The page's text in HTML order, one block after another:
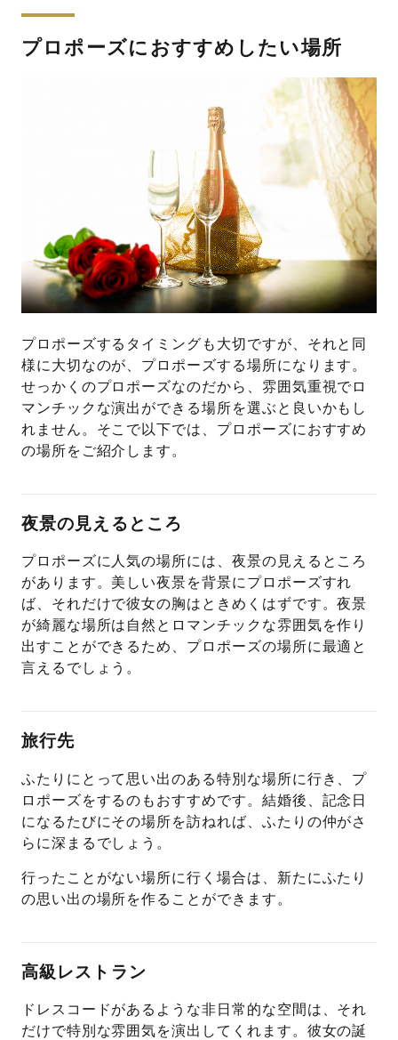
プロポーズにおすすめしたい場所
プロポーズするタイミングも大切ですが、それと同
様に大切なのが、プロポーズする場所になります。
せっかくのプロポーズなのだから、雰囲気重視でロ
マンチックな演出ができる場所を選ぶと良いかもし
れません。そこで以下では、プロポーズにおすすめ
の場所をご紹介します。
夜景の見えるところ
プロポーズに人気の場所には、夜景の見えるところ
があります。美しい夜景を背景にプロポーズすれ
ば、それだけで彼女の胸はときめくはずです。夜景
が綺麗な場所は自然とロマンチックな雰囲気を作り
出すことができるため、プロポーズの場所に最適と
言えるでしょう。
旅行先
ふたりにとって思い出のある特別な場所に行き、プ
ロポーズをするのもおすすめです。結婚後、記念日
になるたびにその場所を訪ねれば、ふたりの仲がさ
らに深まるでしょう。
行ったことがない場所に行く場合は、新たにふたり
の思い出の場所を作ることができます。
高級レストラン
ドレスコードがあるような非日常的な空間は、それ
だけで特別な雰囲気を演出してくれます。彼女の誕